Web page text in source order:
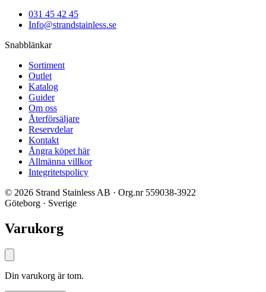
031 45 42 45
Info@strandstainless.se
Snabblänkar
Sortiment
Outlet
Katalog
Guider
Om oss
Återförsäljare
Reservdelar
Kontakt
Ångra köpet här
Allmänna villkor
Integritetspolicy
© 2026 Strand Stainless AB · Org.nr 559038-3922
Göteborg · Sverige
Varukorg
Din varukorg är tom.